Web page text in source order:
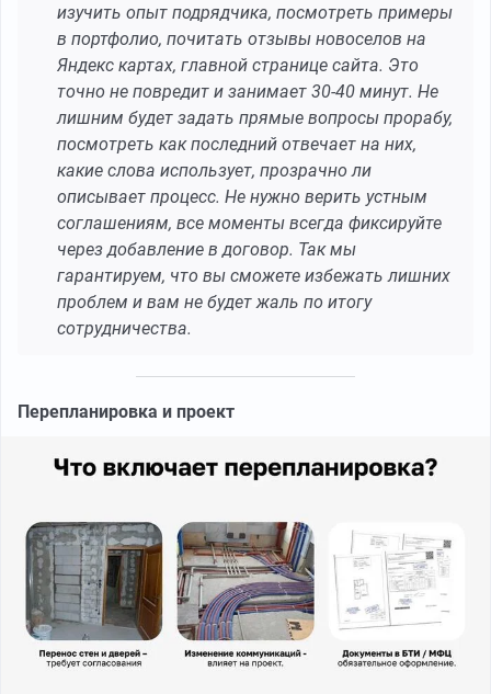
изучить опыт подрядчика, посмотреть примеры
в портфолио, почитать отзывы новоселов на
Яндекс картах, главной странице сайта. Это
точно не повредит и занимает 30-40 минут. Не
лишним будет задать прямые вопросы прорабу,
посмотреть как последний отвечает на них,
какие слова использует, прозрачно ли
описывает процесс. Не нужно верить устным
соглашениям, все моменты всегда фиксируйте
через добавление в договор. Так мы
гарантируем, что вы сможете избежать лишних
проблем и вам не будет жаль по итогу
сотрудничества.
Перепланировка и проект